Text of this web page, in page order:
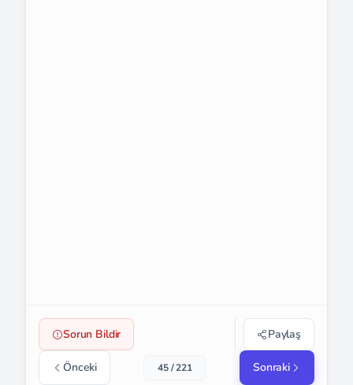
Sorun Bildir Paylaş
Önceki 45 / 221 Sonraki